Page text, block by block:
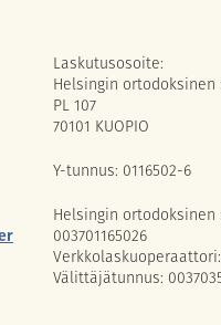
Laskutusosoite:
Helsingin ortodoksinen
PL 107
70101 KUOPIO
Y-tunnus: 0116502-6
Helsingin ortodoksinen
003701165026
Verkkolaskuoperaattori:
Välittäjätunnus: